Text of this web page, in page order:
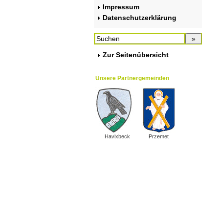
Impressum
Datenschutzerklärung
Zur Seitenübersicht
Unsere Partnergemeinden
Havixbeck Przemet